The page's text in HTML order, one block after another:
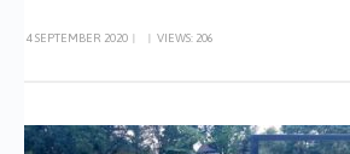
4 SEPTEMBER 2020 | | VIEWS: 206